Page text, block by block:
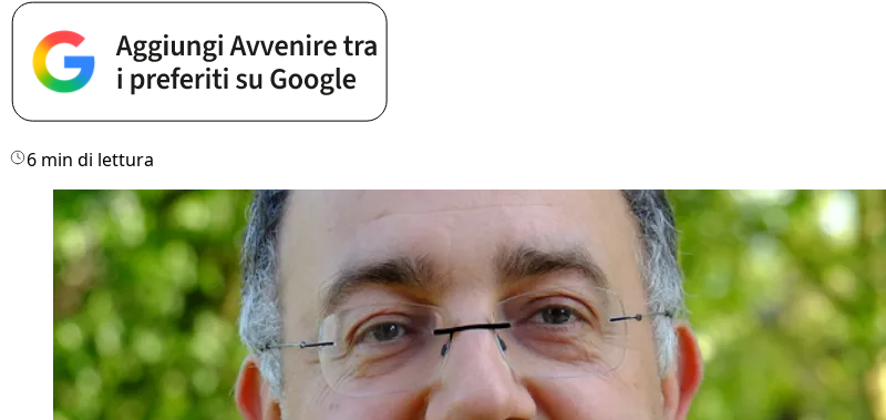
6 min di lettura